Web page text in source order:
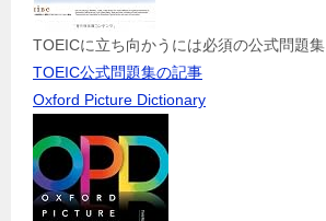
TOEICに立ち向かうには必須の公式問題集
TOEIC公式問題集の記事
Oxford Picture Dictionary